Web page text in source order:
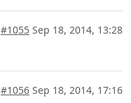
#1055 Sep 18, 2014, 13:28
#1056 Sep 18, 2014, 17:16